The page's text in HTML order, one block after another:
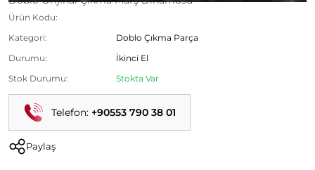
Ürün Kodu:
Kategori:
Doblo Çıkma Parça
Durumu:
İkinci El
Stok Durumu:
Stokta Var
Telefon: +90553 790 38 01
Paylaş